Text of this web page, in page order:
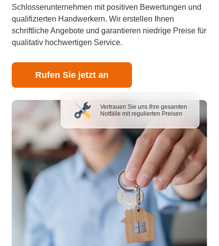
Schlosserunternehmen mit positiven Bewertungen und
qualifizierten Handwerkern. Wir erstellen Ihnen
schriftliche Angebote und garantieren niedrige Preise für
qualitativ hochwertigen Service.
Rufen Sie jetzt an
Vertrauen Sie uns Ihre gesamten
Notfälle mit regulierten Preisen